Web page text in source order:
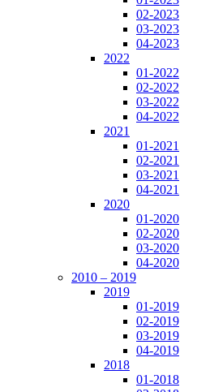
02-2023
03-2023
04-2023
2022
01-2022
02-2022
03-2022
04-2022
2021
01-2021
02-2021
03-2021
04-2021
2020
01-2020
02-2020
03-2020
04-2020
2010 – 2019
2019
01-2019
02-2019
03-2019
04-2019
2018
01-2018